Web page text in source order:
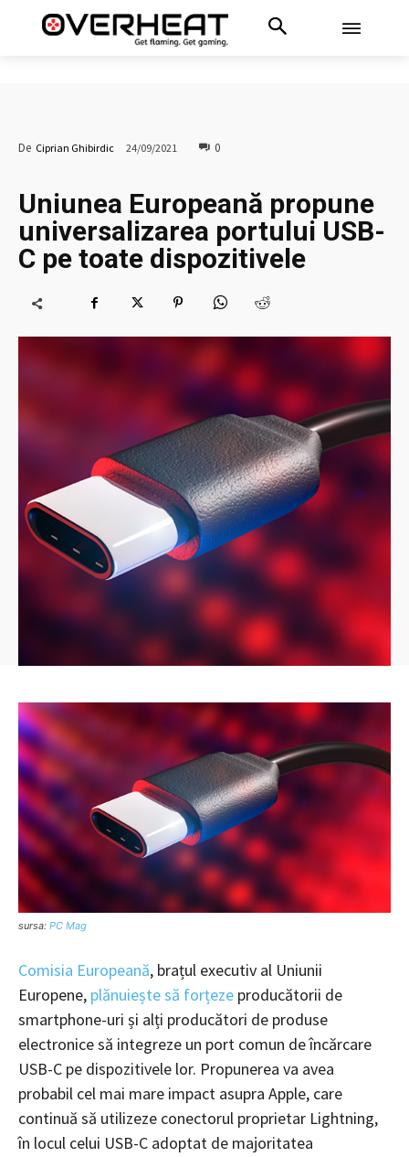
De Ciprian Ghibirdic 24/09/2021 0
Uniunea Europeană propune
universalizarea portului USB-
C pe toate dispozitivele
sursa: PC Mag
Comisia Europeană, brațul executiv al Uniunii
Europene, plănuiește să forțeze producătorii de
smartphone-uri și alți producători de produse
electronice să integreze un port comun de încărcare
USB-C pe dispozitivele lor. Propunerea va avea
probabil cel mai mare impact asupra Apple, care
continuă să utilizeze conectorul proprietar Lightning,
în locul celui USB-C adoptat de majoritatea